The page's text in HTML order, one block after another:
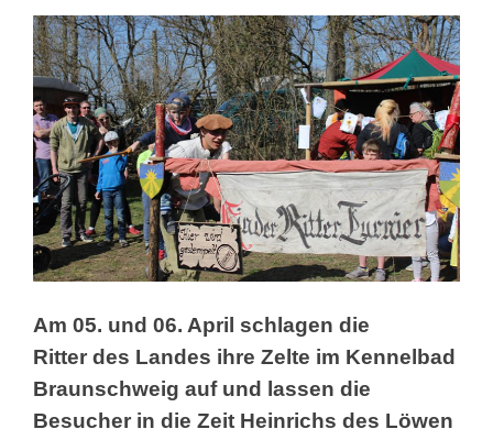
Am 05. und 06. April schlagen die
Ritter des Landes ihre Zelte im Kennelbad
Braunschweig auf und lassen die
Besucher in die Zeit Heinrichs des Löwen